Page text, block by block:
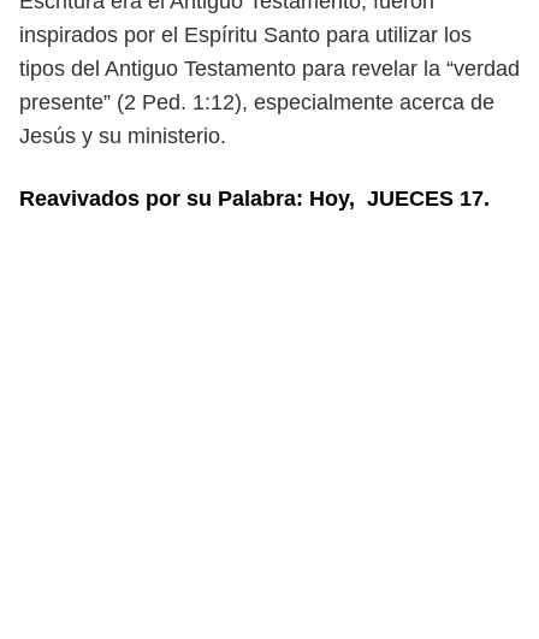
inspirados por el Espíritu Santo para utilizar los
tipos del Antiguo Testamento para revelar la “verdad
presente” (2 Ped. 1:12), especialmente acerca de
Jesús y su ministerio.
Reavivados por su Palabra: Hoy, JUECES 17.